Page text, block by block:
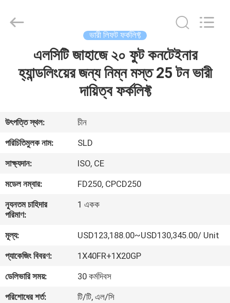
আমাদের
সম্পর্কে
কারখানা
ভ্রমণ
নিয়ন্ত্রণ
সাইট
ম্যাপ
ভারী লিফট ফর্কলিফ্ট
এলসিটি জাহাজে ২০ ফুট কনটেইনার
হ্যান্ডলিংয়ের জন্য নিম্ন মস্ত 25 টন ভারী
দায়িত্ব ফর্কলিফ্ট
উৎপত্তি স্থল:
চীন
পরিচিতিমুলক নাম:
SLD
সাক্ষ্যদান:
ISO, CE
মডেল নম্বার:
FD250, CPCD250
ন্যূনতম চাহিদার
পরিমাণ:
1 একক
মূল্য:
USD123,188.00~USD130,345.00/ Unit
প্যাকেজিং বিবরণ:
1X40FR+1X20GP
ডেলিভারি সময়:
30 কর্মদিবস
পরিশোধের শর্ত:
টি/টি, এল/সি